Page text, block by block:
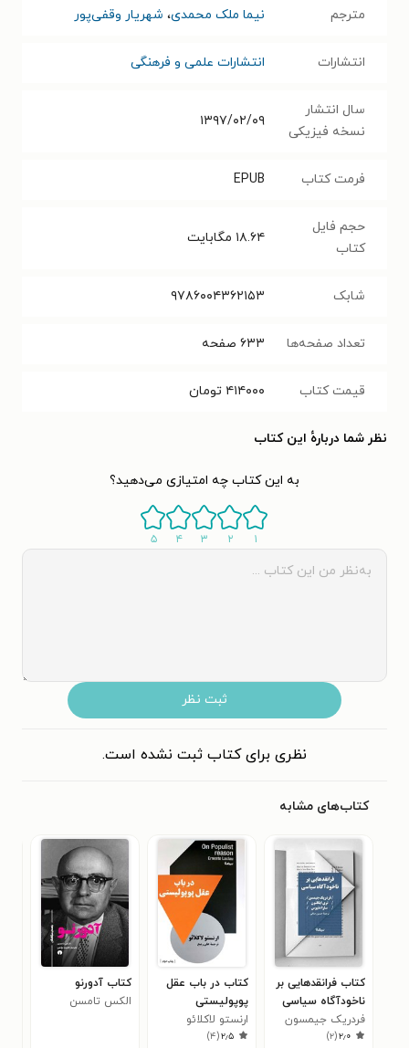
مترجم نیما ملک محمدی، شهریار وقفی‌پور
انتشارات انتشارات علمی و فرهنگی
سال انتشار
نسخه فیزیکی
۱۳۹۷/۰۲/۰۹
فرمت کتاب EPUB
حجم فایل
کتاب
۱۸.۶۴ مگابایت
شابک ۹۷۸۶۰۰۴۳۶۲۱۵۳
تعداد صفحه‌ها ۶۳۳ صفحه
قیمت کتاب ۴۱۴۰۰۰ تومان
نظر شما دربارهٔ این کتاب
به این کتاب چه امتیازی می‌دهید؟
۱ ۲ ۳ ۴ ۵
ثبت نظر
نظری برای کتاب ثبت نشده است.
کتاب‌های مشابه
کتاب فرانقدهایی بر
ناخودآگاه سیاسی
فردریک جیمسون
۲٫۰(۲)
کتاب در باب عقل
پوپولیستی
ارنستو لاکلائو
۲٫۵(۴)
کتاب آدورنو
الکس تامسن